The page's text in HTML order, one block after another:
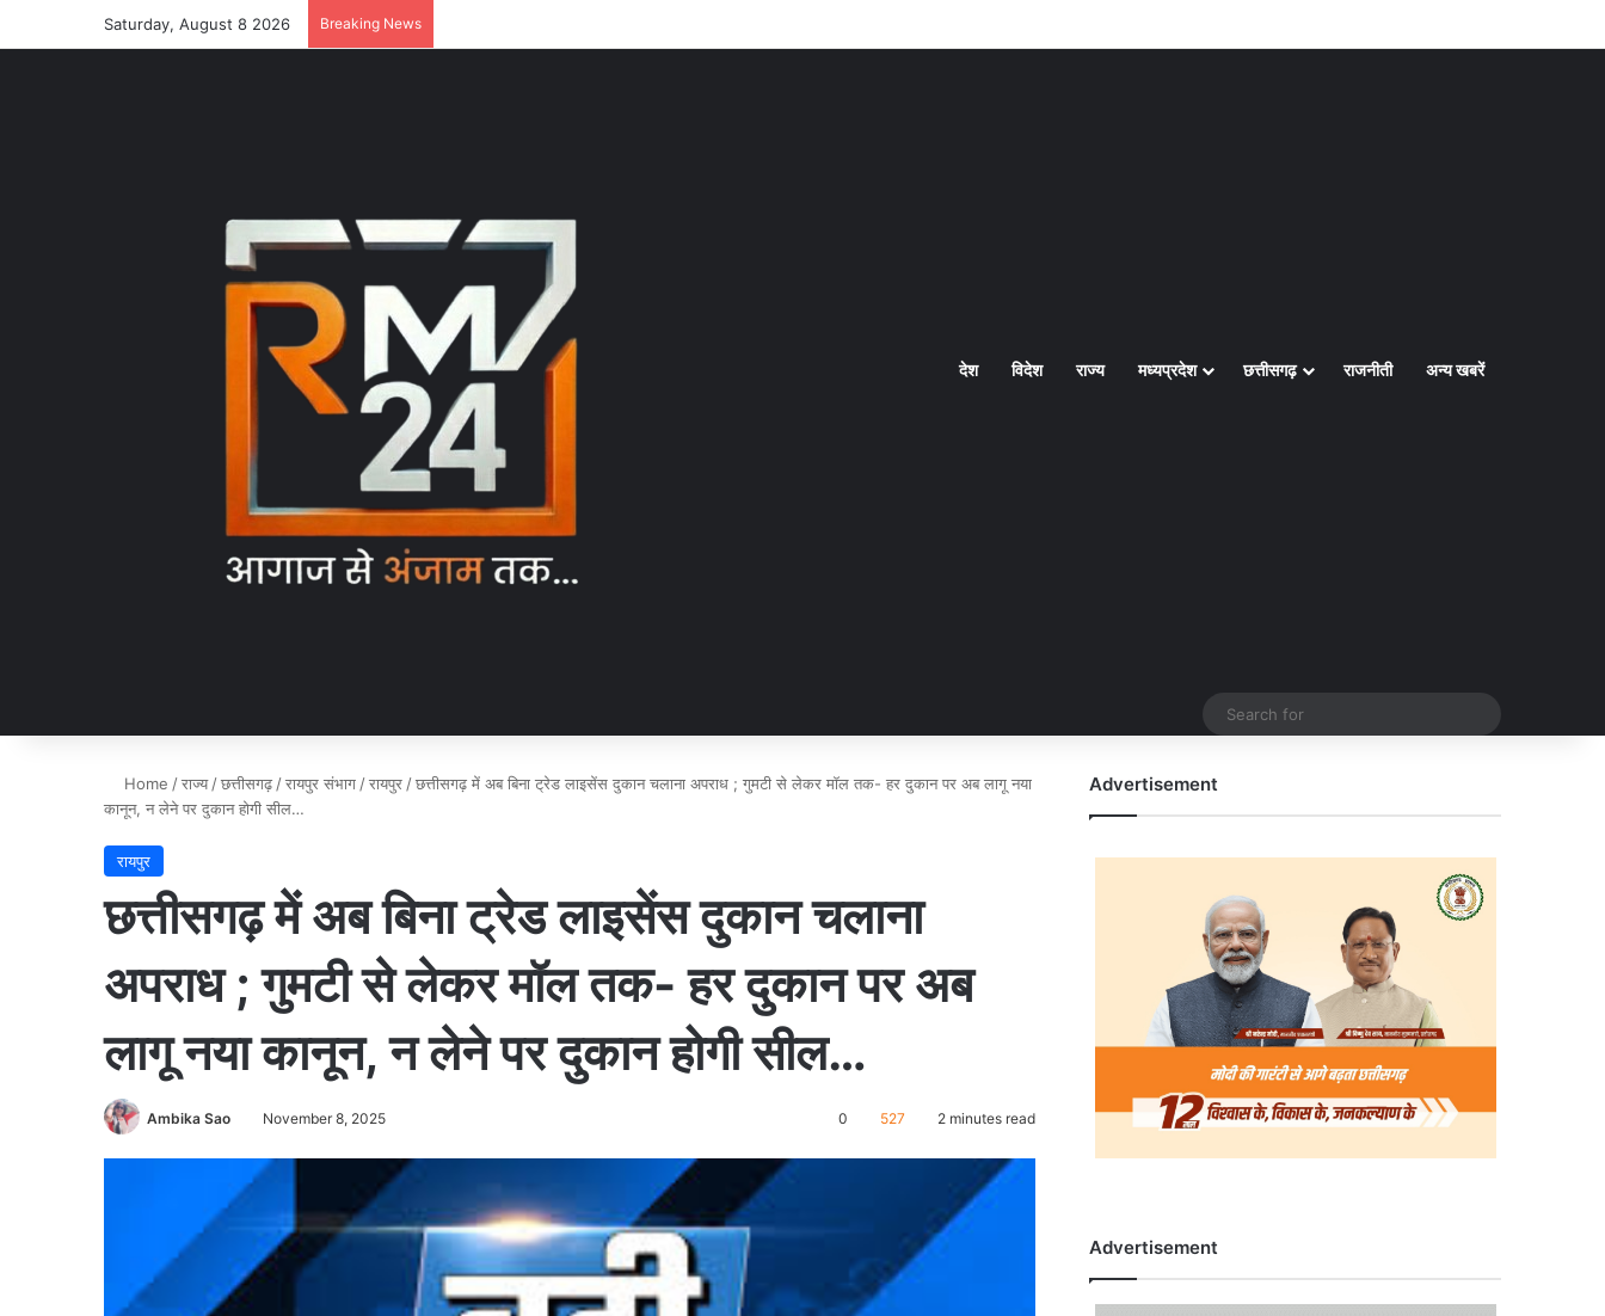
Saturday, August 8 2026 Breaking News
Homeदेश विदेश राज्य मध्यप्रदेश छत्तीसगढ़ राजनीती अन्य खबरें
Home /राज्य /छत्तीसगढ़ /रायपुर संभाग /रायपुर /छत्तीसगढ़ में अब बिना ट्रेड लाइसेंस दुकान चलाना अपराध ; गुमटी से लेकर मॉल तक- हर दुकान पर अब लागू नया
कानून, न लेने पर दुकान होगी सील…
रायपुर
छत्तीसगढ़ में अब बिना ट्रेड लाइसेंस दुकान चलाना
अपराध ; गुमटी से लेकर मॉल तक- हर दुकान पर अब
लागू नया कानून, न लेने पर दुकान होगी सील…
Ambika Sao November 8, 2025 0 527 2 minutes read
Advertisement
Advertisement